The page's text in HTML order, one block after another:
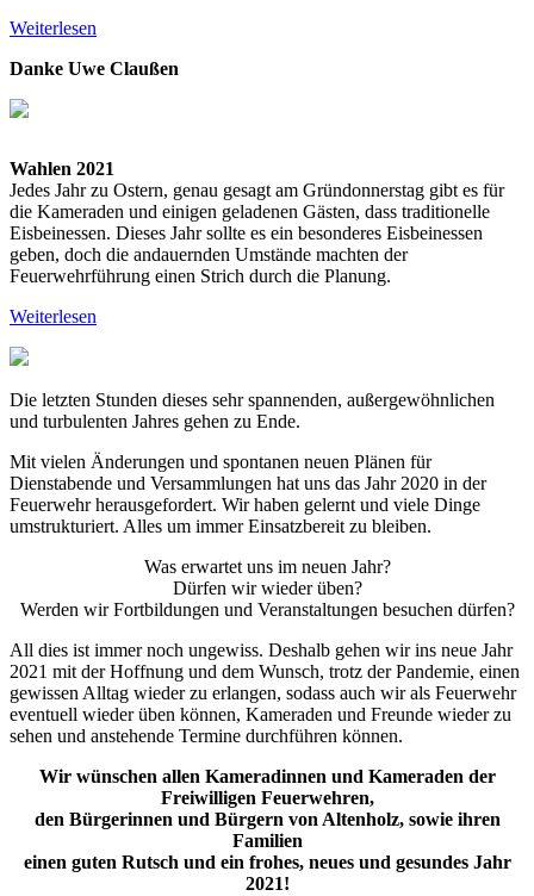
Weiterlesen
Danke Uwe Claußen
Wahlen 2021
Jedes Jahr zu Ostern, genau gesagt am Gründonnerstag gibt es für
die Kameraden und einigen geladenen Gästen, dass traditionelle
Eisbeinessen. Dieses Jahr sollte es ein besonderes Eisbeinessen
geben, doch die andauernden Umstände machten der
Feuerwehrführung einen Strich durch die Planung.
Weiterlesen
Die letzten Stunden dieses sehr spannenden, außergewöhnlichen
und turbulenten Jahres gehen zu Ende.
Mit vielen Änderungen und spontanen neuen Plänen für
Dienstabende und Versammlungen hat uns das Jahr 2020 in der
Feuerwehr herausgefordert. Wir haben gelernt und viele Dinge
umstrukturiert. Alles um immer Einsatzbereit zu bleiben.
Was erwartet uns im neuen Jahr?
Dürfen wir wieder üben?
Werden wir Fortbildungen und Veranstaltungen besuchen dürfen?
All dies ist immer noch ungewiss. Deshalb gehen wir ins neue Jahr
2021 mit der Hoffnung und dem Wunsch, trotz der Pandemie, einen
gewissen Alltag wieder zu erlangen, sodass auch wir als Feuerwehr
eventuell wieder üben können, Kameraden und Freunde wieder zu
sehen und anstehende Termine durchführen können.
Wir wünschen allen Kameradinnen und Kameraden der
Freiwilligen Feuerwehren,
den Bürgerinnen und Bürgern von Altenholz, sowie ihren
Familien
einen guten Rutsch und ein frohes, neues und gesundes Jahr
2021!